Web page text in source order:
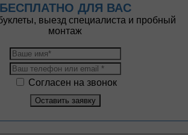
БЕСПЛАТНО ДЛЯ ВАС
выезд специалиста и пробный
монтаж
Согласен на звонок